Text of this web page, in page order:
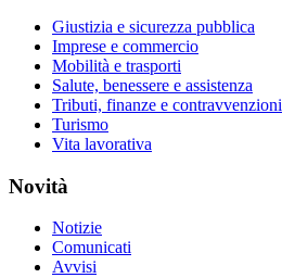
Giustizia e sicurezza pubblica
Imprese e commercio
Mobilità e trasporti
Salute, benessere e assistenza
Tributi, finanze e contravvenzioni
Turismo
Vita lavorativa
Novità
Notizie
Comunicati
Avvisi